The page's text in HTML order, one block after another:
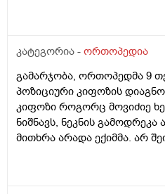
მკვეთრად
სუბქონდრალური
როგორც მედიალურ, ასევე
ვლინდება მცირე ზომის
ოსტეოართრიტის კტ
აბგაში სითხის რაოდენობა
ორმხრივ, პროქსიმალური
ნაპრალები დავიწროებული
დიაფიზები ხილული
კატეგორია - ორთოპედია
გამარჯობა, ორთოპედმა 9
პოზიციური კიფოზის
კიფოზი როგორც მოვიძიე
ნიშნავს, ნეკნის
მითხრა არადა ექიმმა. არ